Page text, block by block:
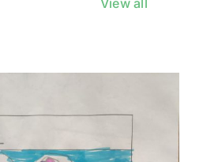
View all